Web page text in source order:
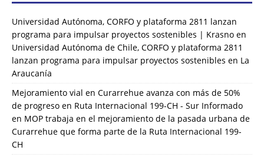
Universidad Autónoma, CORFO y plataforma 2811 lanzan
programa para impulsar proyectos sostenibles | Krasno en
Universidad Autónoma de Chile, CORFO y plataforma 2811
lanzan programa para impulsar proyectos sostenibles en La
Araucanía
Mejoramiento vial en Curarrehue avanza con más de 50%
de progreso en Ruta Internacional 199-CH - Sur Informado
en MOP trabaja en el mejoramiento de la pasada urbana de
Curarrehue que forma parte de la Ruta Internacional 199-
CH